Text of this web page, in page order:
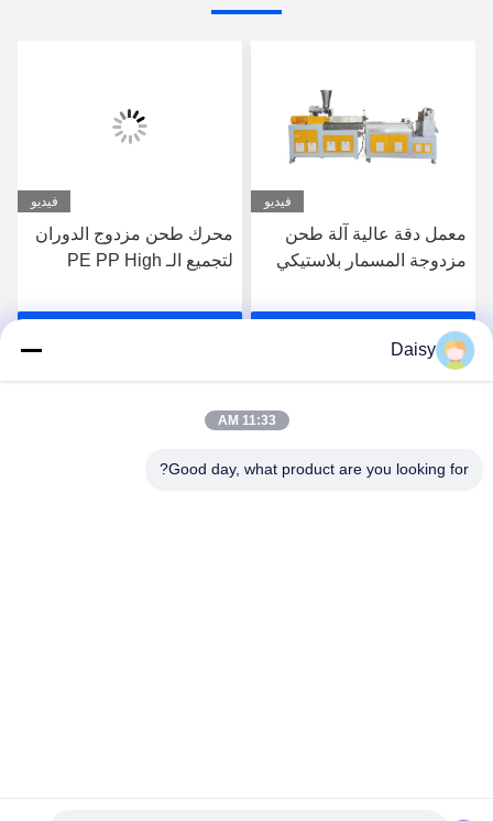
فيديو
معمل دقة عالية آلة طحن
مزدوجة المسمار بلاستيكي
احصل على أفضل سعر
فيديو
محرك طحن مزدوج الدوران
لتجميع الـ PE PP High
Daisy
11:33 AM
Good day, what product are you looking for?